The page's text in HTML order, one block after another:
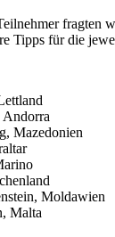
fragten
Tipps für die
Mazedonien
Moldawien
Malta